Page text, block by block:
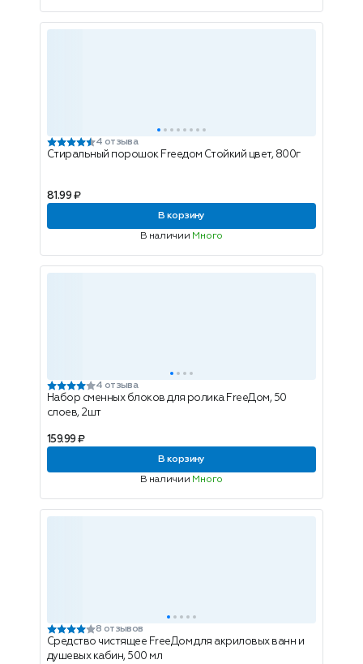
4 отзыва
Стиральный порошок Freeдом Стойкий цвет, 800г
81.99 ₽
В корзину
В наличии Много
4 отзыва
Набор сменных блоков для ролика FreeДом, 50
слоев, 2шт
159.99 ₽
В корзину
В наличии Много
8 отзывов
Средство чистящее FreeДом для акриловых ванн и
душевых кабин, 500 мл